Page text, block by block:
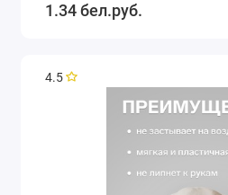
1.34 бел.руб.
4.5